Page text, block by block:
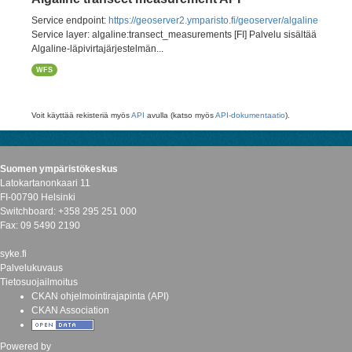
Service endpoint: https://geoserver2.ymparisto.fi/geoserver/algaline
Service layer: algaline:transect_measurements [FI] Palvelu sisältää
Algaline-läpivirtajärjestelmän...
WFS
Voit käyttää rekisteriä myösAPI avulla (katso myösAPI-dokumentaatio).
Suomen ympäristökeskus
Latokartanonkaari 11
FI-00790 Helsinki
Switchboard: +358 295 251 000
Fax: 09 5490 2190
syke.fi
Palvelukuvaus
Tietosuojailmoitus
CKAN ohjelmointirajapinta (API)
CKAN Association
Powered by